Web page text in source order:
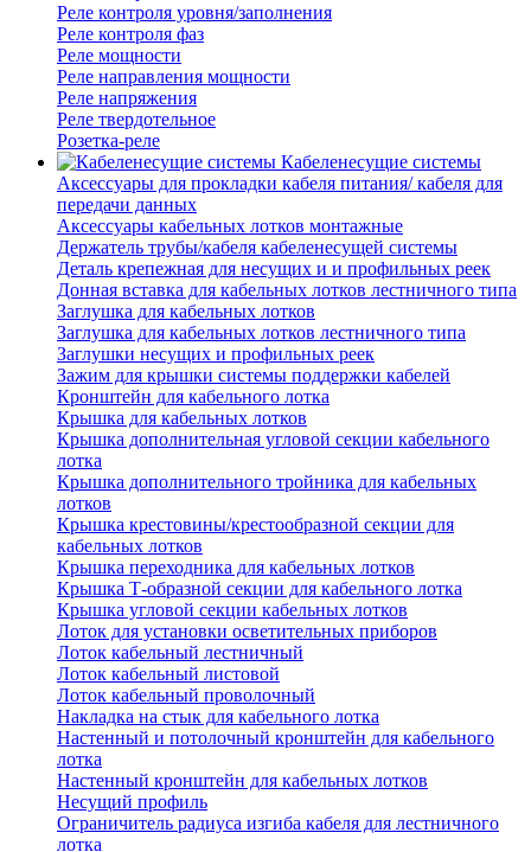
Реле контроля уровня/заполнения
Реле контроля фаз
Реле мощности
Реле направления мощности
Реле напряжения
Реле твердотельное
Розетка-реле
Кабеленесущие системы
Аксессуары для прокладки кабеля питания/ кабеля для
передачи данных
Аксессуары кабельных лотков монтажные
Держатель трубы/кабеля кабеленесущей системы
Деталь крепежная для несущих и и профильных реек
Донная вставка для кабельных лотков лестничного типа
Заглушка для кабельных лотков
Заглушка для кабельных лотков лестничного типа
Заглушки несущих и профильных реек
Зажим для крышки системы поддержки кабелей
Кронштейн для кабельного лотка
Крышка для кабельных лотков
Крышка дополнительная угловой секции кабельного
лотка
Крышка дополнительного тройника для кабельных
лотков
Крышка крестовины/крестообразной секции для
кабельных лотков
Крышка переходника для кабельных лотков
Крышка Т-образной секции для кабельного лотка
Крышка угловой секции кабельных лотков
Лоток для установки осветительных приборов
Лоток кабельный лестничный
Лоток кабельный листовой
Лоток кабельный проволочный
Накладка на стык для кабельного лотка
Настенный и потолочный кронштейн для кабельного
лотка
Настенный кронштейн для кабельных лотков
Несущий профиль
Ограничитель радиуса изгиба кабеля для лестничного
лотка